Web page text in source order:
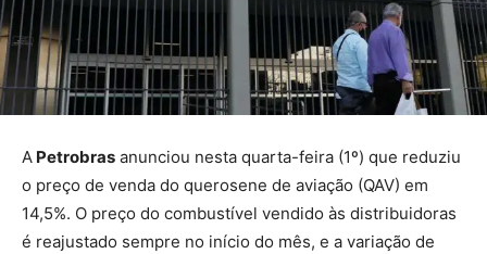
A Petrobras anunciou nesta quarta-feira (1º) que reduziu
o preço de venda do querosene de aviação (QAV) em
14,5%. O preço do combustível vendido às distribuidoras
é reajustado sempre no início do mês, e a variação de